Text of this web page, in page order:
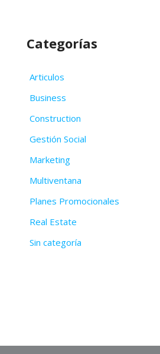
Categorías
Articulos
Business
Construction
Gestión Social
Marketing
Multiventana
Planes Promocionales
Real Estate
Sin categoría